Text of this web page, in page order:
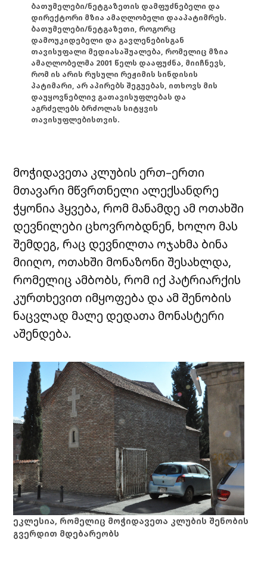
ბათუმელები/ნეტგაზეთის დამფუძნებელი და
დირექტორი მზია ამაღლობელი დააპატიმრეს.
ბათუმელები/ნეტგაზეთი, როგორც
დამოუკიდებელი და გავლენებისგან
თავისუფალი მედიასაშუალება, რომელიც მზია
ამაღლობელმა 2001 წელს დააფუძნა, მიიჩნევს,
რომ ის არის რუსული რეჟიმის სინდისის
პატიმარი, არ აპირებს შეგუებას, ითხოვს მის
დაუყოვნებლივ გათავისუფლებას და
აგრძელებს ბრძოლას სიტყვის
თავისუფლებისთვის.
მოჭიდავეთა კლუბის ერთ–ერთი
მთავარი მწვრთნელი ალექსანდრე
ჭყონია ჰყვება, რომ მანამდე ამ ოთახში
დევნილები ცხოვრობდნენ, ხოლო მას
შემდეგ, რაც დევნილთა ოჯახმა ბინა
მიიღო, ოთახში მონაზონი შესახლდა,
რომელიც ამბობს, რომ იქ პატრიარქის
კურთხევით იმყოფება და ამ შენობის
ნაცვლად მალე დედათა მონასტერი
აშენდება.
ეკლესია, რომელიც მოჭიდავეთა კლუბის შენობის
გვერდით მდებარეობს